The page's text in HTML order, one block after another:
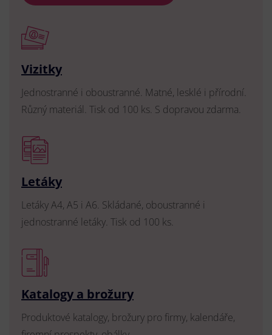
Vizitky
Jednostranné i oboustranné. Matné, lesklé i přírodní.
Různý materiál. Tisk od 100 ks. S dopravou zdarma.
Letáky
Letáky A4, A5 i A6. Skládané, oboustranné i
jednostranné letáky. Tisk od 100 ks.
Katalogy a brožury
Produktové katalogy, brožury pro firmy, kalendáře,